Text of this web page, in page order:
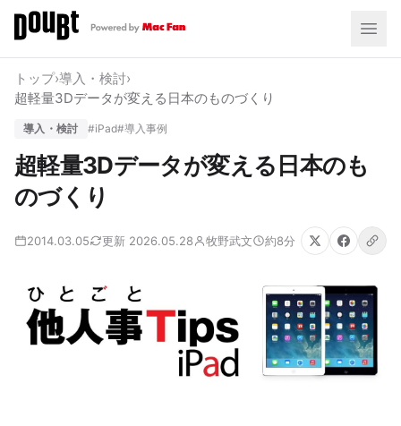
トップ›導入・検討›
超軽量3Dデータが変える日本のものづくり
導入・検討 #iPad#導入事例
超軽量3Dデータが変える日本のも
のづくり
2014.03.05 更新 2026.05.28 牧野武文 約8分